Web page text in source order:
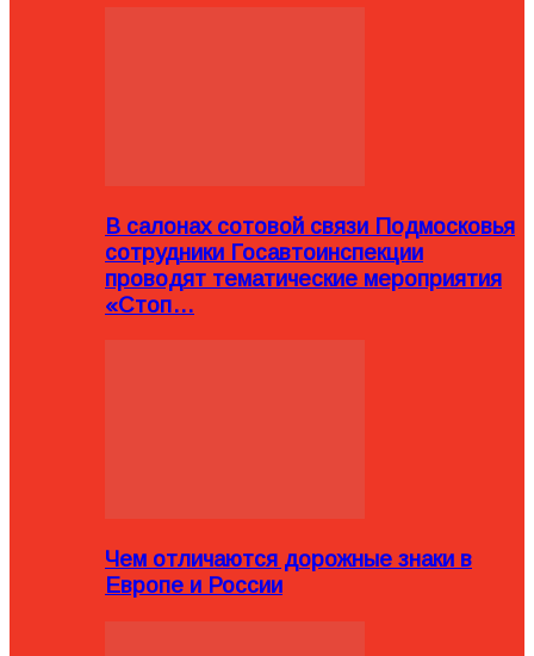
В салонах сотовой связи Подмосковья
сотрудники Госавтоинспекции
проводят тематические мероприятия
«Стоп…
Чем отличаются дорожные знаки в
Европе и России